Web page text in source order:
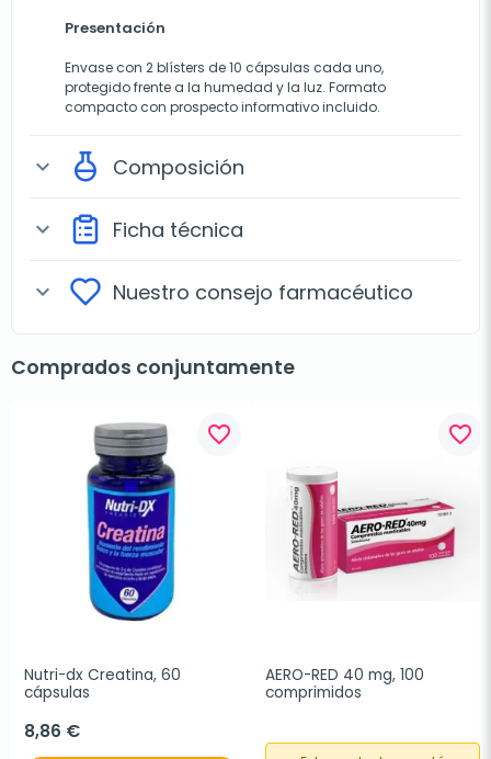
Presentación
Envase con 2 blísters de 10 cápsulas cada uno,
protegido frente a la humedad y la luz. Formato
compacto con prospecto informativo incluido.
expand_more Composición
expand_more Ficha técnica
expand_more Nuestro consejo farmacéutico
Comprados conjuntamente
favorite_border
Nutri-dx Creatina, 60
cápsulas
8,86 €
favorite_border
AERO-RED 40 mg, 100
comprimidos